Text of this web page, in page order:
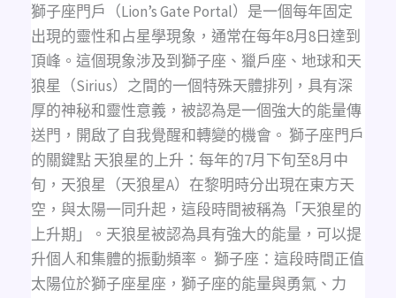
獅子座門戶（Lion’s Gate Portal）是一個每年固定
出現的靈性和占星學現象，通常在每年8月8日達到
頂峰。這個現象涉及到獅子座、獵戶座、地球和天
狼星（Sirius）之間的一個特殊天體排列，具有深
厚的神秘和靈性意義，被認為是一個強大的能量傳
送門，開啟了自我覺醒和轉變的機會。 獅子座門戶
的關鍵點 天狼星的上升：每年的7月下旬至8月中
旬，天狼星（天狼星A）在黎明時分出現在東方天
空，與太陽一同升起，這段時間被稱為「天狼星的
上升期」。天狼星被認為具有強大的能量，可以提
升個人和集體的振動頻率。 獅子座：這段時間正值
太陽位於獅子座星座，獅子座的能量與勇氣、力
機
會？